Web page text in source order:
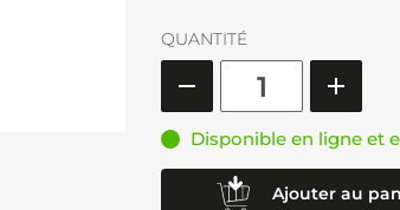
QUANTITÉ
Disponible en ligne et
Ajouter au